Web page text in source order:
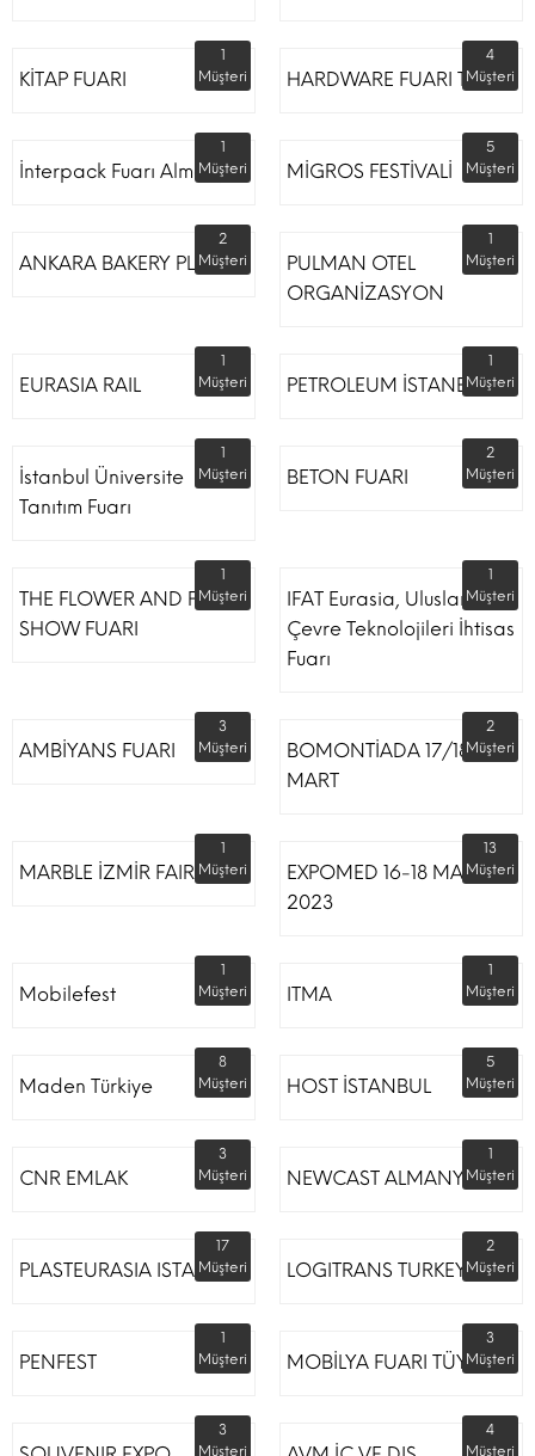
KİTAP FUARI
1
Müşteri
HARDWARE FUARI TÜYAP
4
Müşteri
İnterpack Fuarı Almanya
1
Müşteri
MİGROS FESTİVALİ
5
Müşteri
ANKARA BAKERY PLUS
2
Müşteri
PULMAN OTEL
ORGANİZASYON
1
Müşteri
EURASIA RAIL
1
Müşteri
PETROLEUM İSTANBUL
1
Müşteri
İstanbul Üniversite
Tanıtım Fuarı
1
Müşteri
BETON FUARI
2
Müşteri
THE FLOWER AND PLANT
SHOW FUARI
1
Müşteri
IFAT Eurasia, Uluslararası
Çevre Teknolojileri İhtisas
Fuarı
1
Müşteri
AMBİYANS FUARI
3
Müşteri
BOMONTİADA 17/18
MART
2
Müşteri
MARBLE İZMİR FAIR
1
Müşteri
EXPOMED 16-18 MART
2023
13
Müşteri
Mobilefest
1
Müşteri
ITMA
1
Müşteri
Maden Türkiye
8
Müşteri
HOST İSTANBUL
5
Müşteri
CNR EMLAK
3
Müşteri
NEWCAST ALMANYA
1
Müşteri
PLASTEURASIA ISTANBUL
17
Müşteri
LOGITRANS TURKEY
2
Müşteri
PENFEST
1
Müşteri
MOBİLYA FUARI TÜYAP
3
Müşteri
3
Müşteri
4
Müşteri